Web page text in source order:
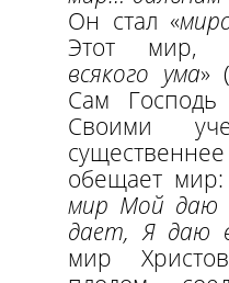
Он стал «
Этот мир,
всякого ума»
Сам Господь
Своими
обещает мир:
мир Мой даю
дает, Я даю
мир